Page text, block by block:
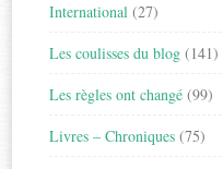
International (27)
Les coulisses du blog (141)
Les règles ont changé (99)
Livres – Chroniques (75)